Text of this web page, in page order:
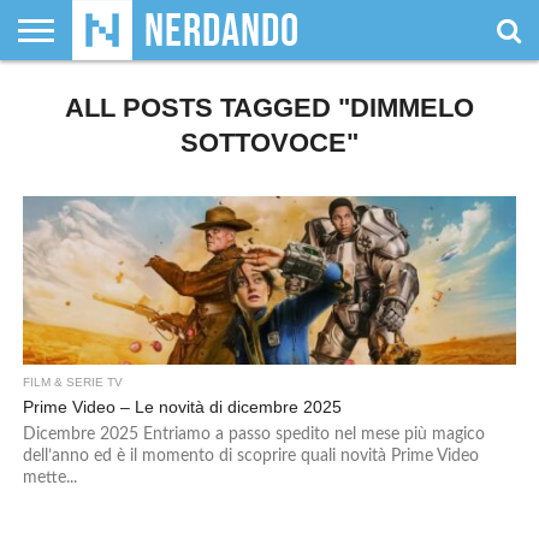
SIAMO
GIOCHI
DA
GIOCHI
VIDEOGAMES
FILM
FUMETTI
& LIBRI
MAGIC:
THE
DUNGEONS
WRESTLING
NERDANDO
AWARDS
BOLLINI
ALL POSTS TAGGED "DIMMELO
SOTTOVOCE"
FILM & SERIE TV
Prime Video – Le novità di dicembre 2025
Dicembre 2025 Entriamo a passo spedito nel mese più magico
dell’anno ed è il momento di scoprire quali novità Prime Video
mette...